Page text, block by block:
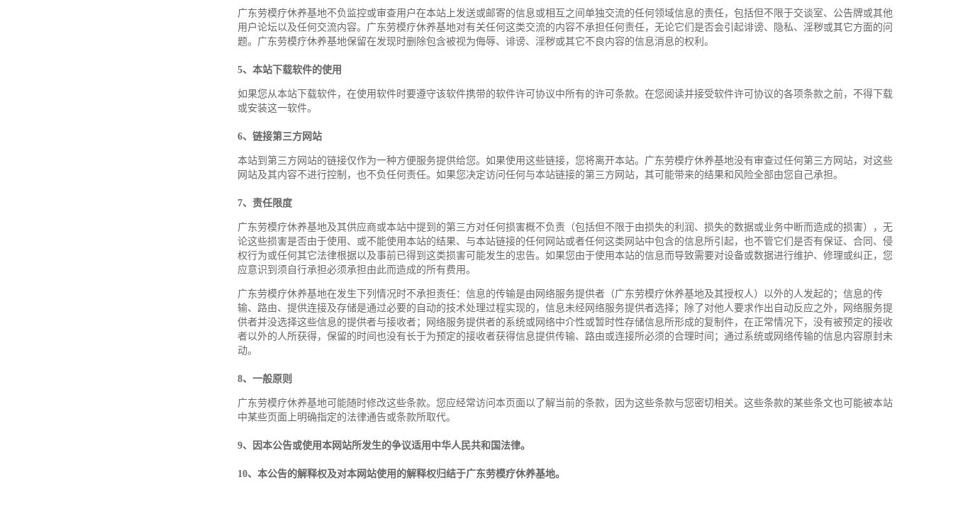
广东劳模疗休养基地不负监控或审查用户在本站上发送或邮寄的信息或相互之间单独交流的任何领域信息的责任，包括但不限于交谈室、公告牌或其他
用户论坛以及任何交流内容。广东劳模疗休养基地对有关任何这类交流的内容不承担任何责任，无论它们是否会引起诽谤、隐私、淫秽或其它方面的问
题。广东劳模疗休养基地保留在发现时删除包含被视为侮辱、诽谤、淫秽或其它不良内容的信息消息的权利。
5、本站下载软件的使用
如果您从本站下载软件，在使用软件时要遵守该软件携带的软件许可协议中所有的许可条款。在您阅读并接受软件许可协议的各项条款之前，不得下载
或安装这一软件。
6、链接第三方网站
本站到第三方网站的链接仅作为一种方便服务提供给您。如果使用这些链接，您将离开本站。广东劳模疗休养基地没有审查过任何第三方网站，对这些
网站及其内容不进行控制，也不负任何责任。如果您决定访问任何与本站链接的第三方网站，其可能带来的结果和风险全部由您自己承担。
7、责任限度
广东劳模疗休养基地及其供应商或本站中提到的第三方对任何损害概不负责（包括但不限于由损失的利润、损失的数据或业务中断而造成的损害），无
论这些损害是否由于使用、或不能使用本站的结果、与本站链接的任何网站或者任何这类网站中包含的信息所引起，也不管它们是否有保证、合同、侵
权行为或任何其它法律根据以及事前已得到这类损害可能发生的忠告。如果您由于使用本站的信息而导致需要对设备或数据进行维护、修理或纠正，您
应意识到须自行承担必须承担由此而造成的所有费用。
广东劳模疗休养基地在发生下列情况时不承担责任：信息的传输是由网络服务提供者（广东劳模疗休养基地及其授权人）以外的人发起的；信息的传
输、路由、提供连接及存储是通过必要的自动的技术处理过程实现的，信息未经网络服务提供者选择；除了对他人要求作出自动反应之外，网络服务提
供者并没选择这些信息的提供者与接收者；网络服务提供者的系统或网络中介性或暂时性存储信息所形成的复制件，在正常情况下，没有被预定的接收
者以外的人所获得，保留的时间也没有长于为预定的接收者获得信息提供传输、路由或连接所必须的合理时间；通过系统或网络传输的信息内容原封未
动。
8、一般原则
广东劳模疗休养基地可能随时修改这些条款。您应经常访问本页面以了解当前的条款，因为这些条款与您密切相关。这些条款的某些条文也可能被本站
中某些页面上明确指定的法律通告或条款所取代。
9、因本公告或使用本网站所发生的争议适用中华人民共和国法律。
10、本公告的解释权及对本网站使用的解释权归结于广东劳模疗休养基地。